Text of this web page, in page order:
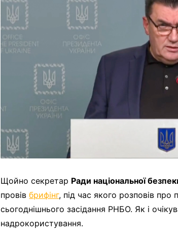
Щойно секретар Ради національної
провівбрифінг, під час якого розповів про
сьогоднішнього засідання РНБО. Як і
надрокористування.